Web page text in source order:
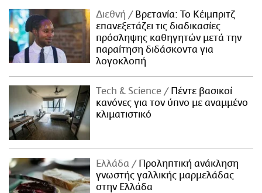
Διεθνή
Βρετανία: Το Κέιμπριτζ
επανεξετάζει τις διαδικασίες
πρόσληψης καθηγητών μετά την
παραίτηση διδάσκοντα για
λογοκλοπή
Τech & Science
Πέντε βασικοί
κανόνες για τον ύπνο με αναμμένο
κλιματιστικό
Ελλάδα
Προληπτική ανάκληση
γνωστής γαλλικής μαρμελάδας
στην Ελλάδα